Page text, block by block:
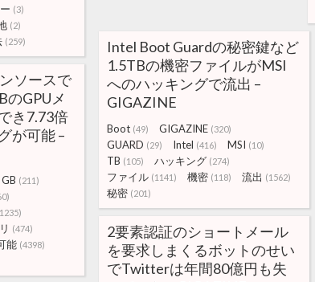
(3)
(2)
(259)
Intel Boot Guardの秘密鍵など
1.5TBの機密ファイルがMSI
へのハッキングで流出 –
GIGAZINE
Boot (49) GIGAZINE (320)
GUARD (29) Intel (416) MSI (10)
TB (105) ハッキング (274)
ファイル (1141) 機密 (118) 流出 (1562)
秘密 (201)
ソースで
のGPUメ
き7.73倍
が可能 –
GB (211)
(474)
能 (4398)
2要素認証のショートメール
を要求しまくるボットのせい
でTwitterは年間80億円も失